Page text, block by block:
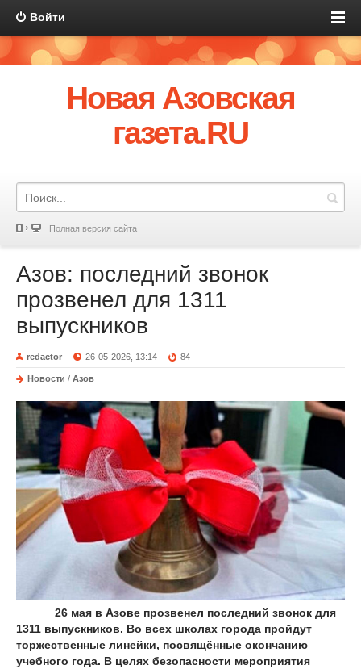
Войти
Новая Азовская
газета.RU
Полная версия сайта
Азов: последний звонок
прозвенел для 1311
выпускников
redactor 26-05-2026, 13:14 84
Новости / Азов
26 мая в Азове прозвенел последний звонок для
1311 выпускников. Во всех школах города пройдут
торжественные линейки, посвящённые окончанию
учебного года. В целях безопасности мероприятия